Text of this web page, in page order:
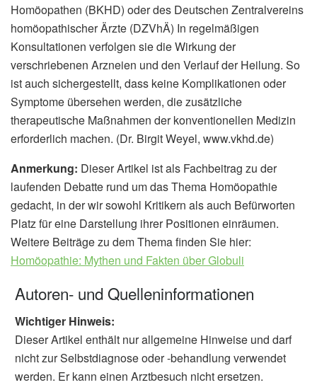
Homöopathen (BKHD) oder des Deutschen Zentralvereins
homöopathischer Ärzte (DZVhÄ) In regelmäßigen
Konsultationen verfolgen sie die Wirkung der
verschriebenen Arzneien und den Verlauf der Heilung. So
ist auch sichergestellt, dass keine Komplikationen oder
Symptome übersehen werden, die zusätzliche
therapeutische Maßnahmen der konventionellen Medizin
erforderlich machen. (Dr. Birgit Weyel, www.vkhd.de)
Anmerkung: Dieser Artikel ist als Fachbeitrag zu der
laufenden Debatte rund um das Thema Homöopathie
gedacht, in der wir sowohl Kritikern als auch Befürworten
Platz für eine Darstellung ihrer Positionen einräumen.
Weitere Beiträge zu dem Thema finden Sie hier:
Homöopathie: Mythen und Fakten über Globuli
Autoren- und Quelleninformationen
Wichtiger Hinweis:
Dieser Artikel enthält nur allgemeine Hinweise und darf
nicht zur Selbstdiagnose oder -behandlung verwendet
werden. Er kann einen Arztbesuch nicht ersetzen.